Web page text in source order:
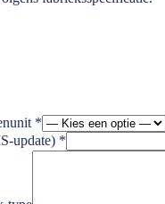
*
update) *